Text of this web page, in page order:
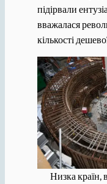
підірвали
вважалася
кількості
Низка